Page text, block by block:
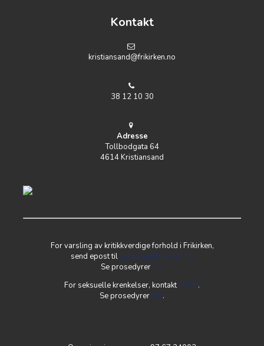
Kontakt
kristiansand@frikirken.no
38 12 10 30
Adresse
Tollbodgata 64
4614 Kristiansand
For varsling av kritikkverdige forhold i Frikirken,
send epost tilvarsling@frikirken.no
Se prosedyrer her
For seksuelle krenkelser, kontaktFERO.
Se prosedyrer her.